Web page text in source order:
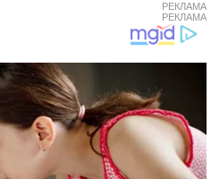
РЕКЛАМА
РЕКЛАМА